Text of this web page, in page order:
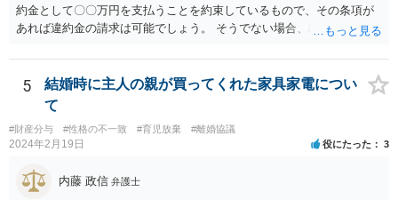
約金として〇〇万円を支払うことを約束しているもので、その条項が
あれば違約金の請求は可能でしょう。 そうでない場合、調停条項を守
が発生していない場合は条項違反があったとしても損害賠償請求は難
しいでしょう。
5
結婚時に主人の親が買ってくれた家具家電につい
て
#財産分与 #性格の不一致 #育児放棄 #離婚協議
2024年2月19日 役にたった 3
内藤 政信 弁護士